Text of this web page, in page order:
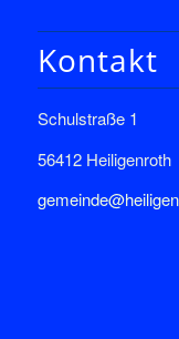
Kontakt
Schulstraße 1
56412 Heiligenroth